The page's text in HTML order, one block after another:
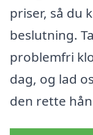
priser, så du
beslutning.
problemfri
dag, og lad
den rette